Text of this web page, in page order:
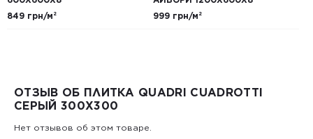
849 грн/м²
999 грн/м²
ОТЗЫВ ОБ ПЛИТКА QUADRI CUADROTTI
СЕРЫЙ 300X300
Нет отзывов об этом товаре.